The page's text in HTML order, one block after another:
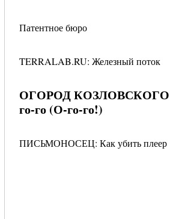
Патентное бюро
TERRALAB.RU: Железный поток
ОГОРОД
го-го (О-го-го!)
ПИСЬМОНОСЕЦ: Как убить плеер